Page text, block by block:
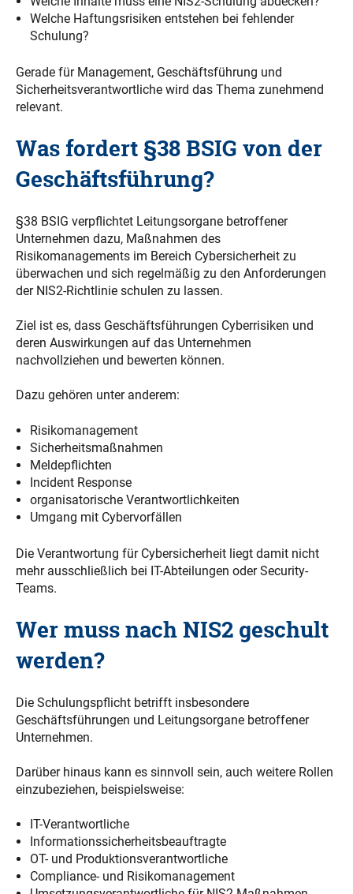
Welche Haftungsrisiken entstehen bei fehlender
Schulung?
Gerade für Management, Geschäftsführung und
Sicherheitsverantwortliche wird das Thema zunehmend
relevant.
Was fordert §38 BSIG von der
Geschäftsführung?
§38 BSIG verpflichtet Leitungsorgane betroffener
Unternehmen dazu, Maßnahmen des
Risikomanagements im Bereich Cybersicherheit zu
überwachen und sich regelmäßig zu den Anforderungen
der NIS2-Richtlinie schulen zu lassen.
Ziel ist es, dass Geschäftsführungen Cyberrisiken und
deren Auswirkungen auf das Unternehmen
nachvollziehen und bewerten können.
Dazu gehören unter anderem:
Risikomanagement
Sicherheitsmaßnahmen
Meldepflichten
Incident Response
organisatorische Verantwortlichkeiten
Umgang mit Cybervorfällen
Die Verantwortung für Cybersicherheit liegt damit nicht
mehr ausschließlich bei IT-Abteilungen oder Security-
Teams.
Wer muss nach NIS2 geschult
werden?
Die Schulungspflicht betrifft insbesondere
Geschäftsführungen und Leitungsorgane betroffener
Unternehmen.
Darüber hinaus kann es sinnvoll sein, auch weitere Rollen
einzubeziehen, beispielsweise:
IT-Verantwortliche
Informationssicherheitsbeauftragte
OT- und Produktionsverantwortliche
Compliance- und Risikomanagement